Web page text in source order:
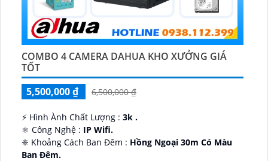
COMBO 4 CAMERA DAHUA KHO XƯỞNG GIÁ
TỐT
5,500,000 ₫
6,500,000 ₫
️⚡ Hình Ành Chất Lượng : 3k .
⚛️ Công Nghệ : IP Wifi.
❈ Khoảng Cách Ban Đêm : Hồng Ngoại 30m Có Màu
Ban Ðêm.